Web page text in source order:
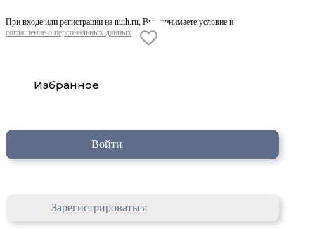
При входе или регистрации на nuih.ru, Вы принимаете условие и
соглашение о персональных данных
Избранное
Войти
Зарегистрироваться